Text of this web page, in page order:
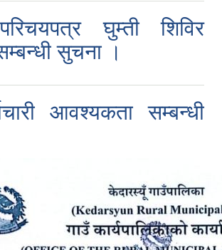
घुम्ती शिविर
सुचना ।
आवश्यकता सम्बन्धी